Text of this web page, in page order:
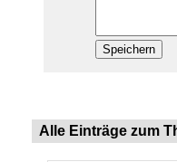
Alle Einträge zum